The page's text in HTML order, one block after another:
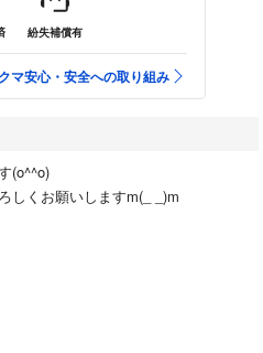
紛失補償有
マ安心・安全への取り組み
(o^^o)
しくお願いしますm(_ _)m